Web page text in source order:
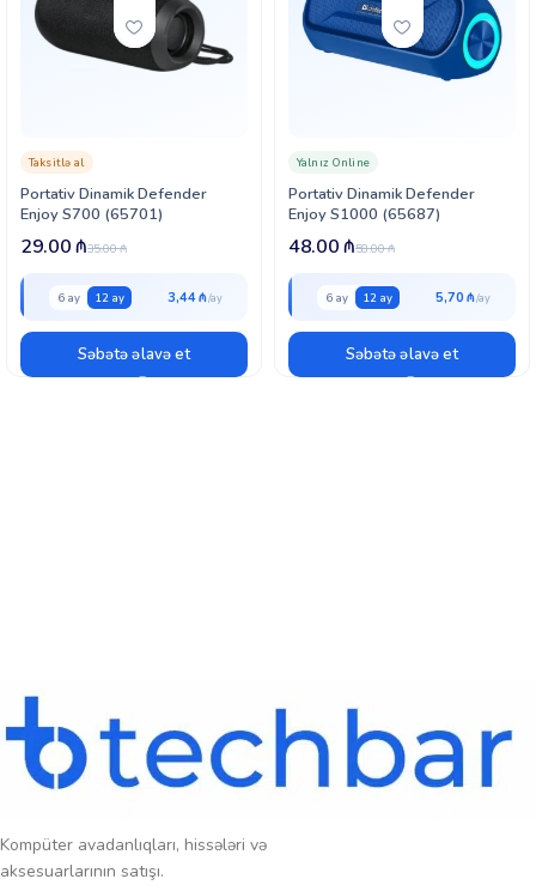
Portativ Dinamik Defender
Enjoy S700 (65701)
Taksitlə al
35.00₼
29.00₼
6 ay 12 ay 3,44 ₼
Səbətə əlavə et
Portativ Dinamik Defender
Enjoy S1000 (65687)
Yalnız Online
58.00₼
48.00₼
6 ay 12 ay 5,70 ₼
Səbətə əlavə et
Kompüter avadanlıqları, hissələri və
aksesuarlarının satışı.